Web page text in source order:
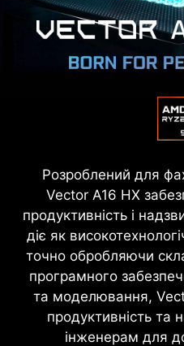
Розроблений для
Vector A16 HX
продуктивність і
діє як
точно обробляючи
програмного
та моделювання,
продуктивність та
інженерам для